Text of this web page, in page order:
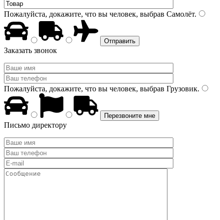
Пожалуйста, докажите, что вы человек, выбрав Самолёт.
Заказать звонок
Пожалуйста, докажите, что вы человек, выбрав Грузовик.
Письмо директору